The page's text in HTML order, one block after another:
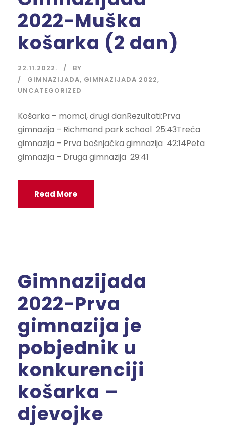
2022-Muška
košarka (2 dan)
22.11.2022.
BY
GIMNAZIJADA, GIMNAZIJADA 2022,
UNCATEGORIZED
Košarka – momci, drugi danRezultati:Prva
gimnazija – Richmond park school 25:43Treća
gimnazija – Prva bošnjačka gimnazija 42:14Peta
gimnazija – Druga gimnazija 29:41
Read More
Gimnazijada
2022-Prva
gimnazija je
pobjednik u
konkurenciji
košarka –
djevojke